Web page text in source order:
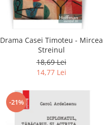
Drama Casei Timoteu - Mircea
Streinul
18,69 Lei
14,77 Lei
-21%